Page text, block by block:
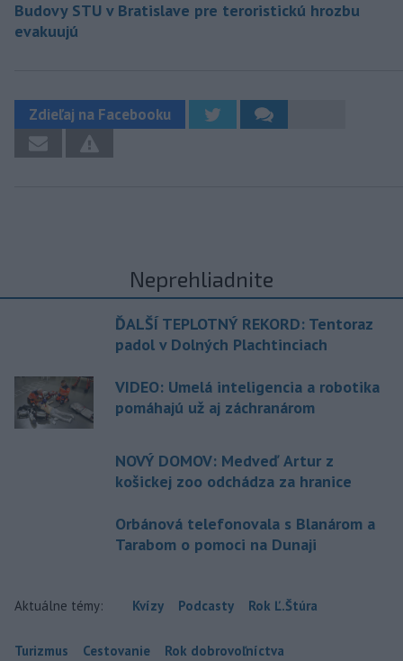
Budovy STU v Bratislave pre teroristickú hrozbu
evakuujú
Zdieľaj na Facebooku
Neprehliadnite
ĎALŠÍ TEPLOTNÝ REKORD: Tentoraz
padol v Dolných Plachtinciach
VIDEO: Umelá inteligencia a robotika
pomáhajú už aj záchranárom
NOVÝ DOMOV: Medveď Artur z
košickej zoo odchádza za hranice
Orbánová telefonovala s Blanárom a
Tarabom o pomoci na Dunaji
Aktuálne témy: Kvízy Podcasty Rok Ľ.Štúra
Turizmus Cestovanie Rok dobrovoľníctva